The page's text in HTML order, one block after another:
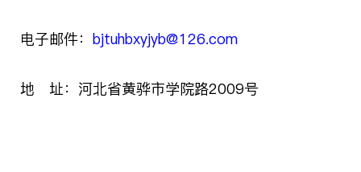
电子邮件： bjtuhbxyjyb@126.com
地 址：河北省黄骅市学院路2009号